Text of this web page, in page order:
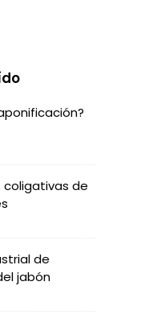
coligativas de
de
jabón